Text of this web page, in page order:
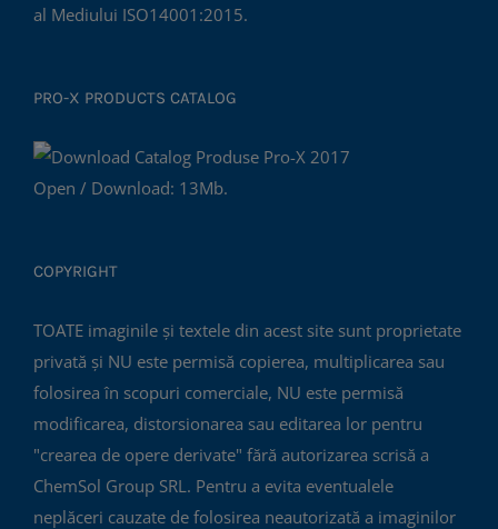
al Mediului ISO14001:2015.
PRO-X PRODUCTS CATALOG
Open / Download: 13Mb.
COPYRIGHT
TOATE imaginile și textele din acest site sunt proprietate
privată și NU este permisă copierea, multiplicarea sau
folosirea în scopuri comerciale, NU este permisă
modificarea, distorsionarea sau editarea lor pentru
"crearea de opere derivate" fără autorizarea scrisă a
ChemSol Group SRL. Pentru a evita eventualele
neplăceri cauzate de folosirea neautorizată a imaginilor